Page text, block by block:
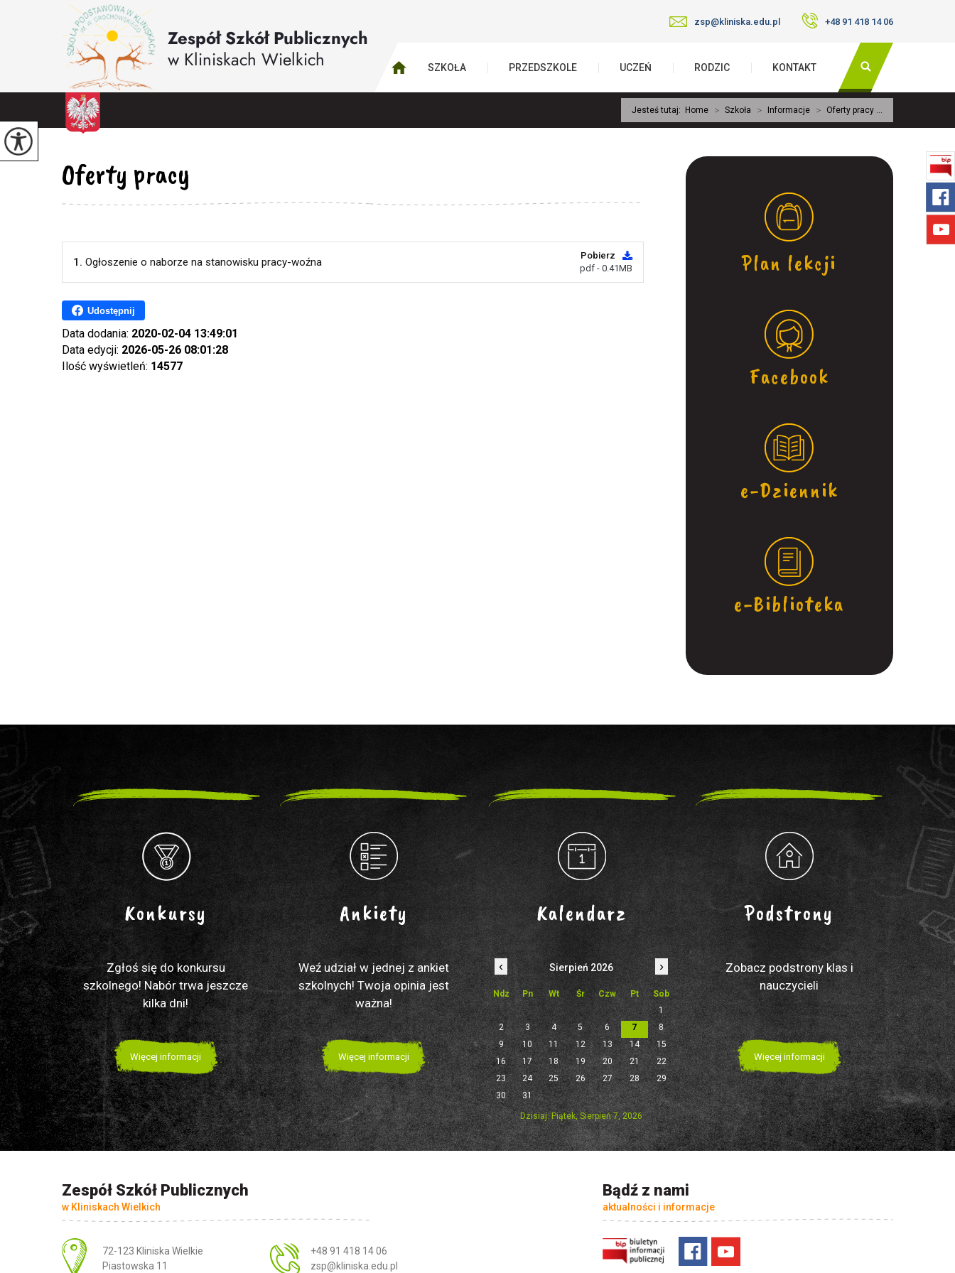
zsp@kliniska.edu.pl +48 91 418 14 06
SZKOŁA PRZEDSZKOLE UCZEŃ RODZIC KONTAKT
Jesteś tutaj: Home > Szkoła > Informacje > Oferty pracy ...
Oferty pracy
1. Ogłoszenie o naborze na stanowisku pracy-woźna
Pobierz
pdf - 0.41MB
Udostępnij
Data dodania: 2020-02-04 13:49:01
Data edycji: 2026-05-26 08:01:28
Ilość wyświetleń: 14577
Plan lekcji
Facebook
e-Dziennik
e-Biblioteka
Konkursy
Zgłoś się do konkursu
szkolnego! Nabór trwa jeszcze
kilka dni!
Więcej informacji
Ankiety
Weź udział w jednej z ankiet
szkolnych! Twoja opinia jest
ważna!
Więcej informacji
Kalendarz
‹ Sierpień 2026 ›
Ndz Pn Wt Śr Czw Pt
Sob
1
2
3 4 5 6 7
8
9
10 11 12 13 14
15
16
17 18 19 20 21
22
23
24 25 26 27 28
29
30
31
Dzisiaj: Piątek, Sierpień 7, 2026
Podstrony
Zobacz podstrony klas i
nauczycieli
Więcej informacji
Zespół Szkół Publicznych
w Kliniskach Wielkich
Adres pocztowy:
72-123 Kliniska Wielkie
Piastowska 11
+48 91 418 14 06
zsp@kliniska.edu.pl
Bądź z nami
aktualności i informacje